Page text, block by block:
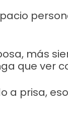
más
que ver
a prisa,